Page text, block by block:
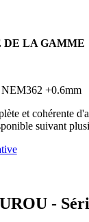
LA GAMME
+0.6mm
et cohérente
suivant
-